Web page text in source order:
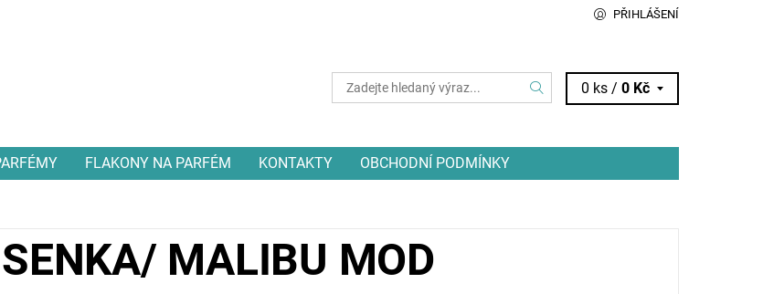
PŘIHLÁŠENÍ
0 ks /0 Kč
FLAKONY NA PARFÉM KONTAKTY OBCHODNÍ PODMÍNKY
MALIBU MOD